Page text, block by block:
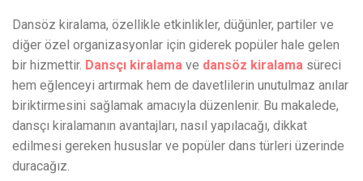
Dansöz kiralama, özellikle etkinlikler, düğünler, partiler ve
diğer özel organizasyonlar için giderek popüler hale gelen
bir hizmettir. Dansçı kiralama ve dansöz kiralama süreci
hem eğlenceyi artırmak hem de davetlilerin unutulmaz anılar
biriktirmesini sağlamak amacıyla düzenlenir. Bu makalede,
dansçı kiralamanın avantajları, nasıl yapılacağı, dikkat
edilmesi gereken hususlar ve popüler dans türleri üzerinde
duracağız.